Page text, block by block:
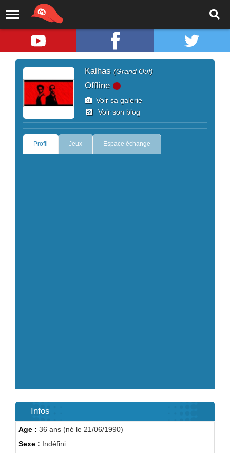
Kalhas (Grand Ouf)
Offline
Voir sa galerie
Voir son blog
Profil Jeux Espace échange
Infos
Age : 36 ans (né le 21/06/1990)
Sexe : Indéfini